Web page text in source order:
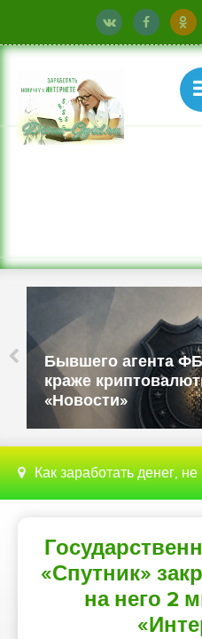
Бывшего агента
краже
«Новости»
Как заработать денег, не выходя из
«Спутник»
на него 2